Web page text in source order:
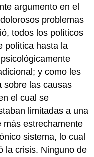
argumento en el
problemas
todos los políticos
política hasta la
y como les
sobre las causas
el cual se
limitadas a una
más estrechamente
sistema, lo cual
la crisis. Ninguno de